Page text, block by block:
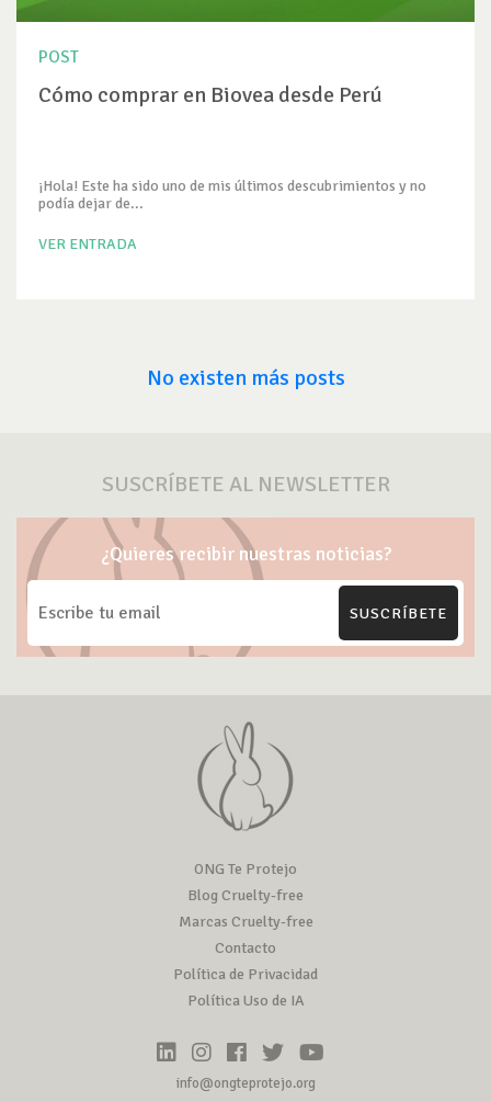
POST
Cómo comprar en Biovea desde Perú
¡Hola! Este ha sido uno de mis últimos descubrimientos y no
podía dejar de...
VER ENTRADA
No existen más posts
SUSCRÍBETE AL NEWSLETTER
¿Quieres recibir nuestras noticias?
SUSCRÍBETE
ONG Te Protejo
Blog Cruelty-free
Marcas Cruelty-free
Contacto
Política de Privacidad
Política Uso de IA
info@ongteprotejo.org